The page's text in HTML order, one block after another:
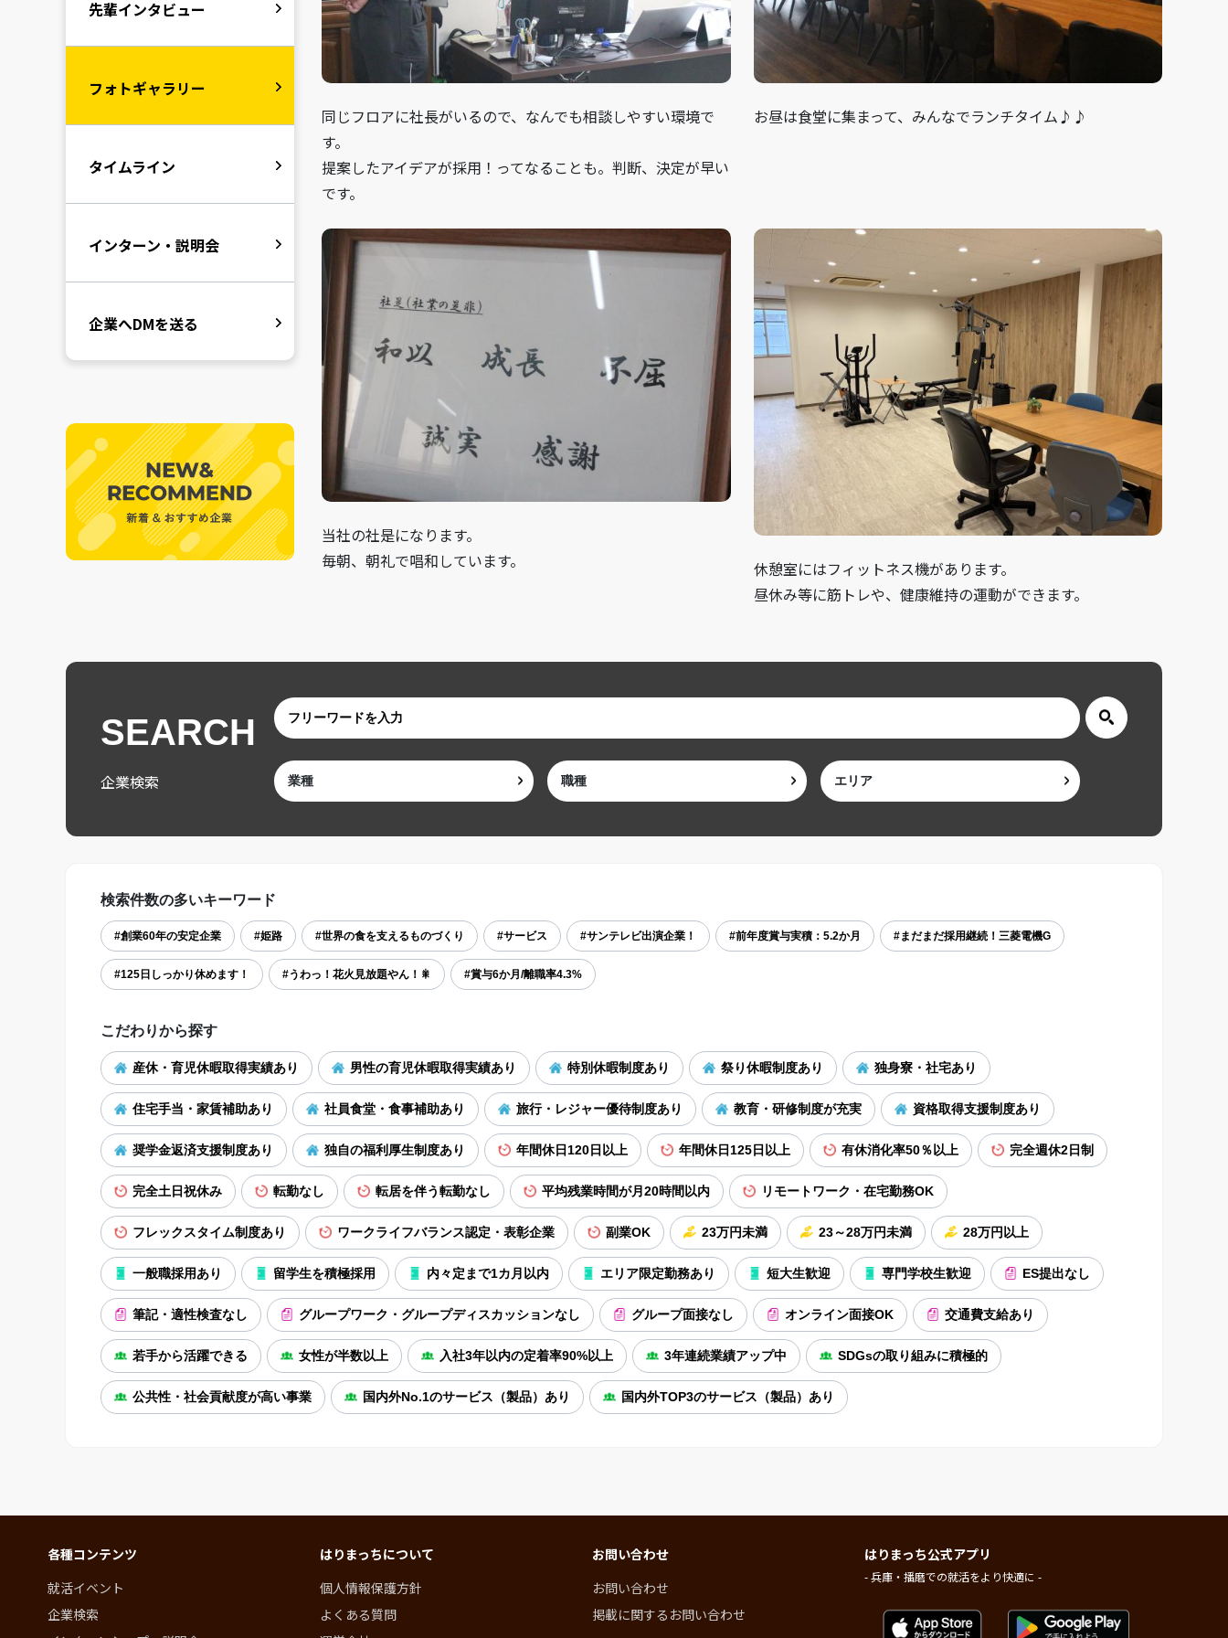
同じフロアに社長がいるので、なんでも相談しやすい環境で
す。
提案したアイデアが採用！ってなることも。判断、決定が早い
です。
お昼は食堂に集まって、みんなでランチタイム♪♪
当社の社是になります。
毎朝、朝礼で唱和しています。
休憩室にはフィットネス機があります。
昼休み等に筋トレや、健康維持の運動ができます。
先輩インタビュー
フォトギャラリー
タイムライン
インターン・説明会
企業へDMを送る
SEARCH
企業検索
検索件数の多いキーワード
#創業60年の安定企業 #姫路 #世界の食を支えるものづくり #サービス #サンテレビ出演企業！ #前年度賞与実積：5.2か月 #まだまだ採用継続！三菱電機G
#125日しっかり休めます！ #うわっ！花火見放題やん！🎇 #賞与6か月/離職率4.3%
こだわりから探す
産休・育児休暇取得実績あり 男性の育児休暇取得実績あり 特別休暇制度あり 祭り休暇制度あり 独身寮・社宅あり
住宅手当・家賃補助あり 社員食堂・食事補助あり 旅行・レジャー優待制度あり 教育・研修制度が充実 資格取得支援制度あり
奨学金返済支援制度あり 独自の福利厚生制度あり 年間休日120日以上 年間休日125日以上 有休消化率50％以上 完全週休2日制
完全土日祝休み 転勤なし 転居を伴う転勤なし 平均残業時間が月20時間以内 リモートワーク・在宅勤務OK
フレックスタイム制度あり ワークライフバランス認定・表彰企業 副業OK 23万円未満 23～28万円未満 28万円以上
一般職採用あり 留学生を積極採用 内々定まで1カ月以内 エリア限定勤務あり 短大生歓迎 専門学校生歓迎 ES提出なし
筆記・適性検査なし グループワーク・グループディスカッションなし グループ面接なし オンライン面接OK 交通費支給あり
若手から活躍できる 女性が半数以上 入社3年以内の定着率90%以上 3年連続業績アップ中 SDGsの取り組みに積極的
公共性・社会貢献度が高い事業 国内外No.1のサービス（製品）あり 国内外TOP3のサービス（製品）あり
各種コンテンツ
就活イベント
企業検索
はりまっちについて
個人情報保護方針
よくある質問
お問い合わせ
お問い合わせ
掲載に関するお問い合わせ
はりまっち公式アプリ
- 兵庫・播磨での就活をより快適に -